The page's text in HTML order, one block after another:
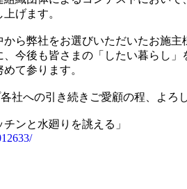
げます。
ら弊社をお選びいただいたお施
今後も皆さまの「したい暮らし」
て参ります。
社への引き続きご愛顧の程、よろ
ンと水廻りを誂える」